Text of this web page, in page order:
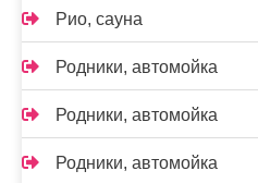
Рио, сауна
Родники, автомойка
Родники, автомойка
Родники, автомойка